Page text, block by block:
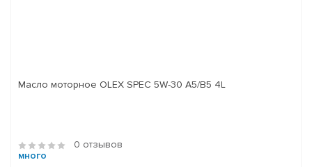
Масло моторное OLEX SPEC 5W-30 A5/B5 4L
0 отзывов
много